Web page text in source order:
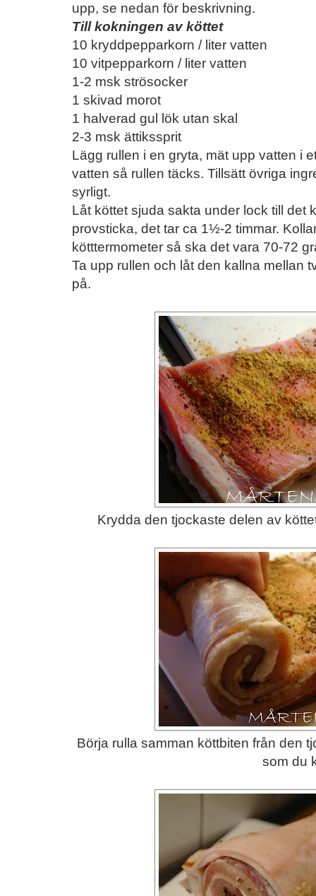
upp, se nedan för beskrivning.
Till kokningen av köttet
10 kryddpepparkorn / liter vatten
10 vitpepparkorn / liter vatten
1-2 msk strösocker
1 skivad morot
1 halverad gul lök utan skal
2-3 msk ättikssprit
Lägg rullen i en gryta, mät upp vatten i
vatten så rullen täcks. Tillsätt övriga
syrligt.
Låt köttet sjuda sakta under lock till det
provsticka, det tar ca 1½-2 timmar.
kötttermometer så ska det vara 70-72
Ta upp rullen och låt den kallna mellan
på.
Krydda den tjockaste delen av
Börja rulla samman köttbiten från den
som du